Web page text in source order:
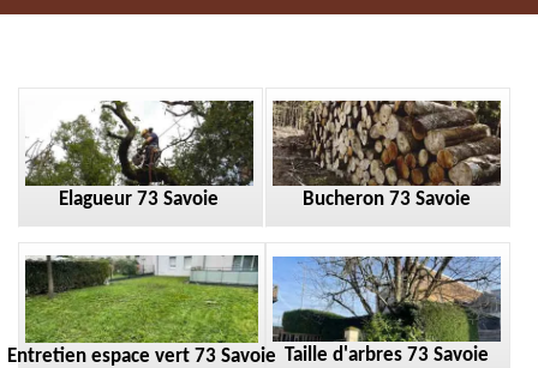
Elagueur 73 Savoie Bucheron 73 Savoie
Entretien espace vert 73 Savoie Taille d'arbres 73 Savoie